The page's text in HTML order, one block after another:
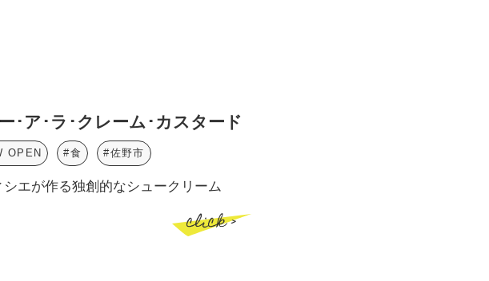
･ア･ラ･クレーム･カスタード
OPEN #食 #佐野市
シエが作る独創的なシュークリーム
click >